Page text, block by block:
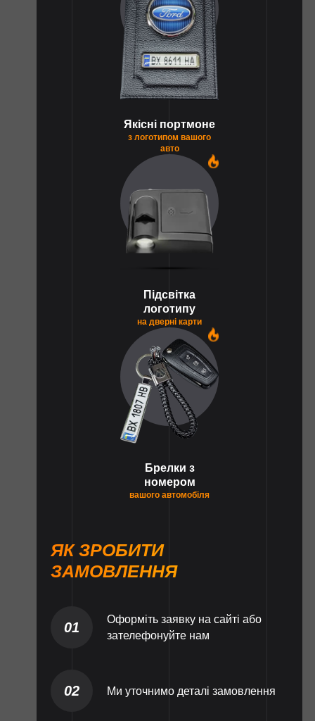
Якісні портмоне
з логотипом вашого
авто
Підсвітка
логотипу
на дверні карти
Брелки з
номером
вашого автомобіля
ЯК ЗРОБИТИ
ЗАМОВЛЕННЯ
01
Оформіть заявку на сайті або
зателефонуйте нам
02 Ми уточнимо деталі замовлення